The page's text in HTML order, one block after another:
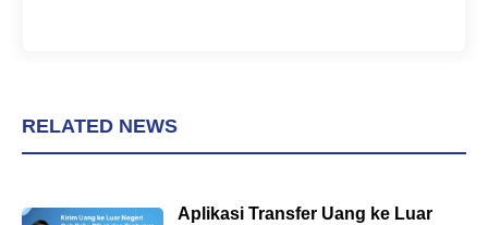
RELATED NEWS
Aplikasi Transfer Uang ke Luar